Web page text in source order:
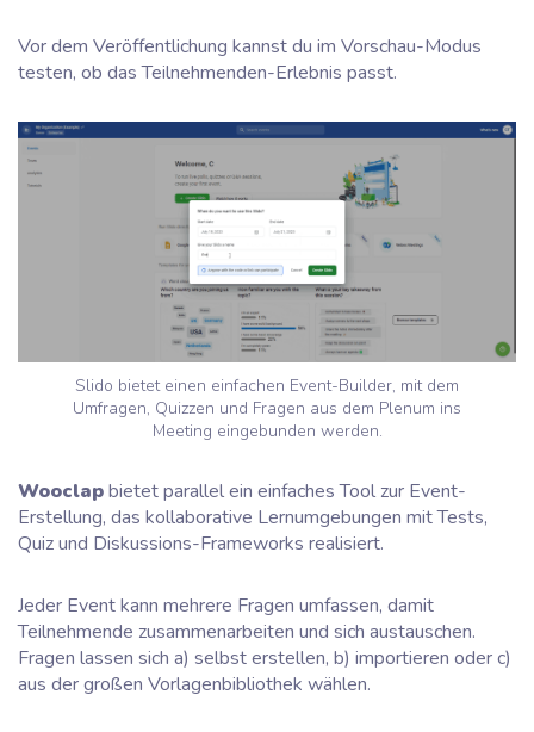
Vor dem Veröffentlichung kannst du im Vorschau-Modus
testen, ob das Teilnehmenden-Erlebnis passt.
Slido bietet einen einfachen Event-Builder, mit dem
Umfragen, Quizzen und Fragen aus dem Plenum ins
Meeting eingebunden werden.
Wooclapbietet parallel ein einfaches Tool zur Event-
Erstellung, das kollaborative Lernumgebungen mit Tests,
Quiz und Diskussions-Frameworks realisiert.
Jeder Event kann mehrere Fragen umfassen, damit
Teilnehmende zusammenarbeiten und sich austauschen.
Fragen lassen sich a) selbst erstellen, b) importieren oder c)
aus der großen Vorlagenbibliothek wählen.